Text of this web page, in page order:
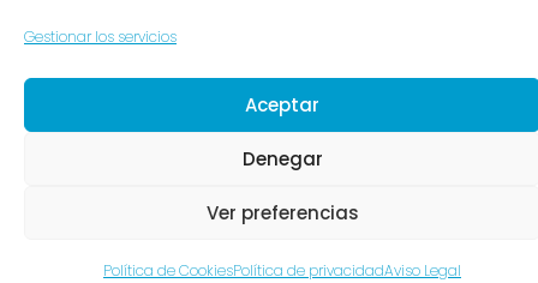
Gestionar los servicios
Aceptar
Denegar
Ver preferencias
Política de CookiesPolítica de privacidadAviso Legal